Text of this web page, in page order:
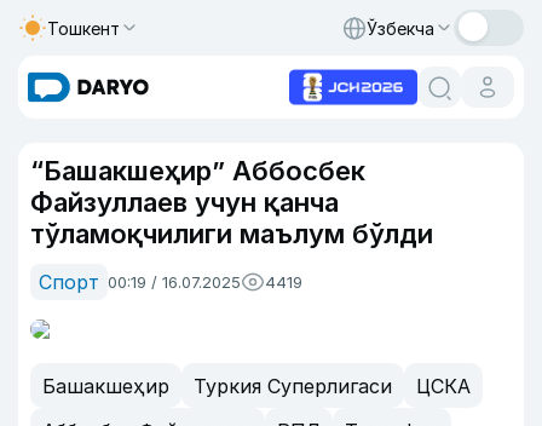
Тошкент Ўзбекча
“Башакшеҳир” Аббосбек
Файзуллаев учун қанча
тўламоқчилиги маълум бўлди
Спорт 00:19 / 16.07.2025 4419
Башакшеҳир Туркия Суперлигаси
ЦСКА